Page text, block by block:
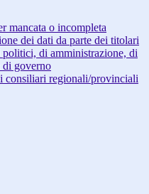
mancata o incompleta
dei dati da parte dei titolari
di amministrazione, di
di governo
consiliari regionali/provinciali